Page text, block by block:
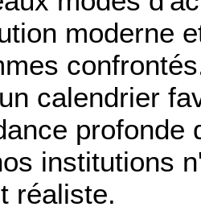
moderne
calendrier
profonde
institutions
réaliste.